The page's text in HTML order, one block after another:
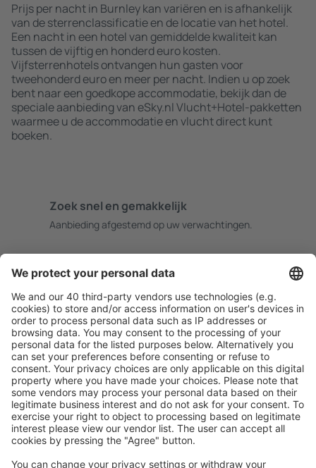
Prijs per nacht in Burnley kan variëren en is afhankelijk
van de sterrenclassificatie en de locatie van het hotel.
Een nacht in een hotel van gemiddelde kwaliteit kan
tussen de vijftig en honderd euro kosten.
Vijfsterrenhotels ontvangen hun gasten voor
tweehonderd euro en meer per nacht. Indien u op zoek
bent naar een goedkope accommodatie, bekijk dan de
speciale aanbieding van eSky.nl Vlucht+Hotel-pakketten
waarmee u de accommodatie en vlucht direct kunt
boeken.
Zoek snel en gemakkelijk
Aanbieding afgestemd op uw verwachtingen.
Plan veilig
Bespaar meer
Reisaanbiedingen en speciale aanbiedingen voor
geregistreerde gebruikers.
Accommodaties die u bevallen
Kies uit meer dan 1,3 miljoen accommodaties: hotels,
jeugdherbergen, appartementen en meer.